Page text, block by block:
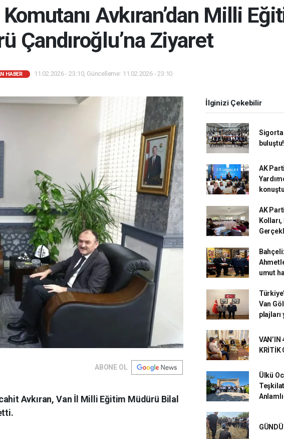
Avkıran’dan Milli
Çandıroğlu’na Ziyaret
HABER 11.02.2026 - 23:10, Güncelleme: 11.02.2026 - 23:10
ABONE OL
Avkıran, Van İl Milli Eğitim Müdürü Bilal
İlginizi Çekebilir
Sigorta
buluştu!
AK
AK
umut
Van
plajları
VAN’IN
KRİTİK
Ülkü